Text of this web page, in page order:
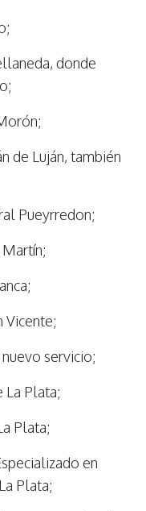
donde
de Luján, también
Pueyrredon;
Vicente;
servicio;
La Plata;
Plata;
en
Plata;